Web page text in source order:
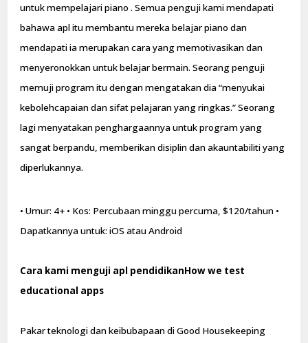
untuk mempelajari piano . Semua penguji kami mendapati
bahawa apl itu membantu mereka belajar piano dan
mendapati ia merupakan cara yang memotivasikan dan
menyeronokkan untuk belajar bermain. Seorang penguji
memuji program itu dengan mengatakan dia “menyukai
kebolehcapaian dan sifat pelajaran yang ringkas.” Seorang
lagi menyatakan penghargaannya untuk program yang
sangat berpandu, memberikan disiplin dan akauntabiliti yang
diperlukannya.
• Umur: 4+ • Kos: Percubaan minggu percuma, $120/tahun •
Dapatkannya untuk: iOS atau Android
Cara kami menguji apl pendidikanHow we test
educational apps
Pakar teknologi dan keibubapaan di Good Housekeeping